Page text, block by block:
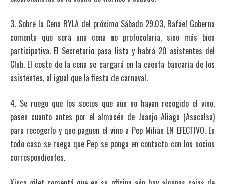
3. Sobre la Cena RYLA del próximo Sábado 29.03, Rafael Goberna
comenta que será una cena no protocolaria, sino más bien
participativa. El Secretario pasa lista y habrá 20 asistentes del
Club. El coste de la cena se cargará en la cuenta bancaria de los
asistentes, al igual que la fiesta de carnaval.
4. Se ruego que los socios que aún no hayan recogido el vino,
pasen cuanto antes por el almacén de Juanjo Aliaga (Asacalsa)
para recogerlo y que paguen el vino a Pep Milián EN EFECTIVO. En
todo caso se ruega que Pep se ponga en contacto con los socios
correspondientes.